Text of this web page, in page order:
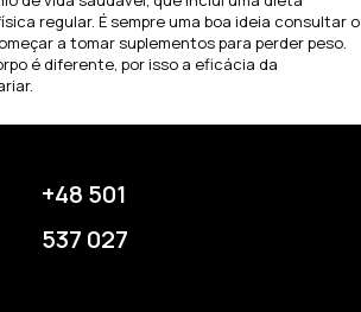
regular. É sempre uma boa ideia consultar o
a tomar suplementos para perder peso.
é diferente, por isso a eficácia da
+48 501
537 027